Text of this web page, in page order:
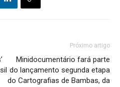
Próximo artigo
Minidocumentário fará parte
do lançamento segunda etapa
do Cartografias de Bambas, da